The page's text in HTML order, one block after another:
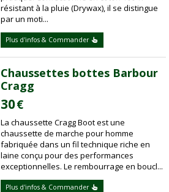
résistant à la pluie (Drywax), il se distingue
par un moti...
Plus d'infos & Commander
Chaussettes bottes Barbour
Cragg
30€
La chaussette Cragg Boot est une
chaussette de marche pour homme
fabriquée dans un fil technique riche en
laine conçu pour des performances
exceptionnelles. Le rembourrage en boucl...
Plus d'infos & Commander